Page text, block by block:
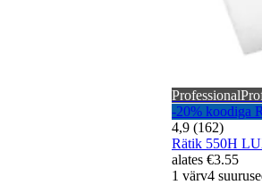
Professional
-20% koodiga
4,9 (162)
Rätik 550H
alates €3.55
1 värv4